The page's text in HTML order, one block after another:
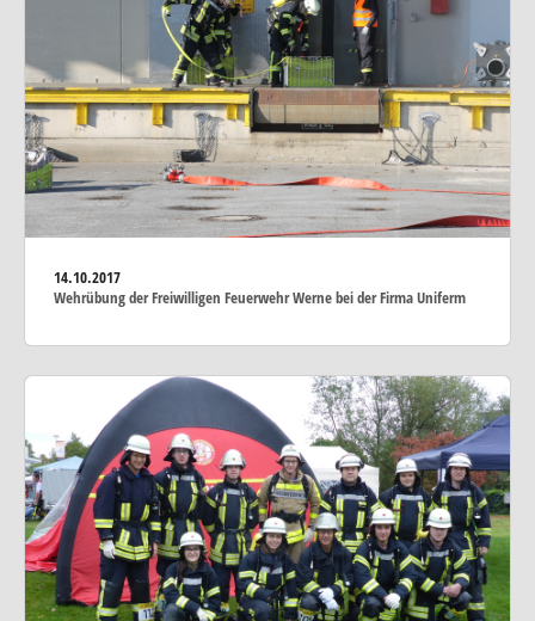
14.10.2017
Wehrübung der Freiwilligen Feuerwehr Werne bei der Firma Uniferm